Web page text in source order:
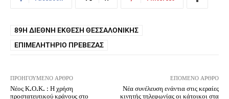
89Η ΔΙΕΘΝΉ ΈΚΘΕΣΗ ΘΕΣΣΑΛΟΝΊΚΗΣ
ΕΠΙΜΕΛΗΤΉΡΙΟ ΠΡΈΒΕΖΑΣ
ΠΡΟΗΓΟΎΜΕΝΟ ΆΡΘΡΟ
Νέος Κ.Ο.Κ. : Η χρήση
προστατευτικού κράνους στο
ΕΠΌΜΕΝΟ ΆΡΘΡΟ
Νέα συνέλευση ενάντια στις κεραίες
κινητής τηλεφωνίας οι κάτοικοι στα